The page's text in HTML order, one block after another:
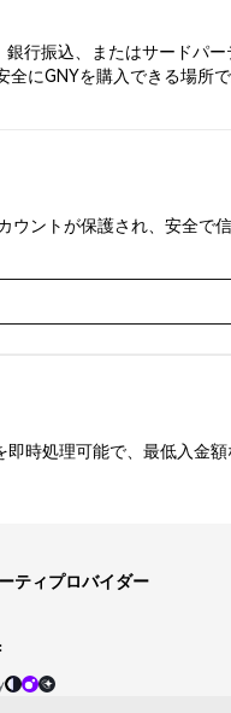
行振込、またはサードパ
にGNYを購入できる場所
ウントが保護され、安全で
時処理可能で、最低入金
ティプロバイダー